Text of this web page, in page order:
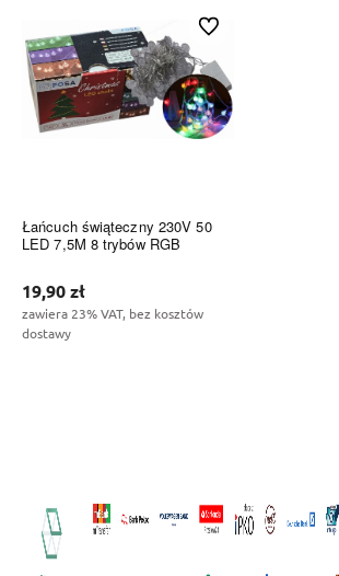
Łańcuch świąteczny 230V 50
LED 7,5M 8 trybów RGB
19,90 zł
zawiera 23% VAT, bez kosztów
dostawy
Do ulubionych